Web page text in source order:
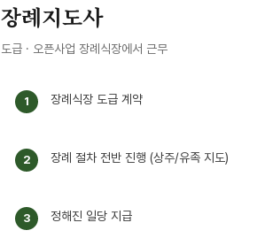
장례지도사
도급 · 오픈사업 장례식장에서 근무
1 장례식장 도급 계약
2 장례 절차 전반 진행 (상주/유족 지도)
3 정해진 일당 지급